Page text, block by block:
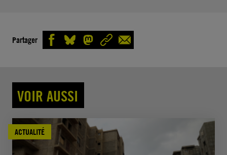
Partager
VOIR AUSSI
ACTUALITÉ